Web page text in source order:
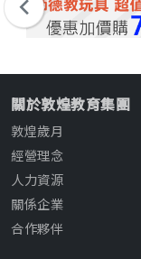
關於敦煌教育集團
敦煌歲月
經營理念
人力資源
關係企業
合作夥伴